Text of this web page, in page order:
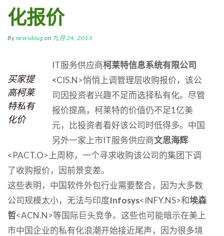
化报价
By newsdoug on 九月 24, 2013
买家提
高柯莱
特私有
化价
IT服务供应商柯莱特信息系统有限公司
<CIS.N>悄悄上调管理层收购报价，该公
司因投资者兴趣不足而选择私有化。尽管
报价提高，柯莱特的价值仍不足1亿美
元，比投资者看好该公司时低得多。中国
另外一家上市IT服务供应商文思海辉
<PACT.O>上周称，一个寻求收购该公司的集团下调
了收购报价，因前景变差。
这些表明，中国软件外包行业需要整合，因为大多数
公司规模太小，无法与印度Infosys<INFY.NS>和埃森
哲<ACN.N>等国际巨头竞争。这些也可能暗示在美上
市中国企业的私有化浪潮开始接近尾声，因为很多境